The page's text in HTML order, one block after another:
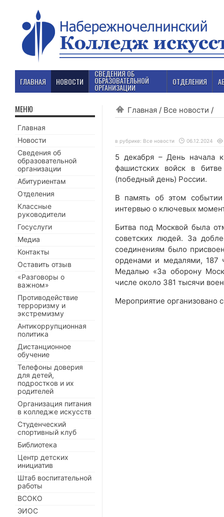
ГЛАВНАЯ НОВОСТИ
СВЕДЕНИЯ ОБ
ОБРАЗОВАТЕЛЬНОЙ
ОРГАНИЗАЦИИ
ОТДЕЛЕНИЯ
Главная / Все новости /
в рубрике: Все новости 06.12.2024
5 декабря – День начала
фашистских войск в
(победный день) России.
В память об этом событии
интервью о ключевых
Битва под Москвой была
советских людей. За
соединениям было
орденами и медалями, 187
Медалью «За оборону
числе около 381 тысячи
Мероприятие организовано
МЕНЮ
Главная
Новости
Сведения об
образовательной
организации
Абитуриентам
Отделения
Классные
руководители
Госуслуги
Медиа
Контакты
Оставить отзыв
«Разговоры о
важном»
Противодействие
терроризму и
экстремизму
Антикоррупционная
политика
Дистанционное
обучение
Телефоны доверия
для детей,
подростков и их
родителей
Организация питания
в колледже искусств
Студенческий
спортивный клуб
Библиотека
Центр детских
инициатив
Штаб воспитательной
работы
ВСОКО
ЭИОС